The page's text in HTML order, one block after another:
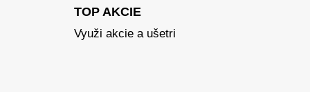
TOP AKCIE
Využi akcie a ušetri